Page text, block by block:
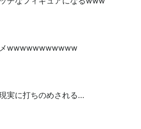
メwwwwwwwwwww
実に打ちのめされる…